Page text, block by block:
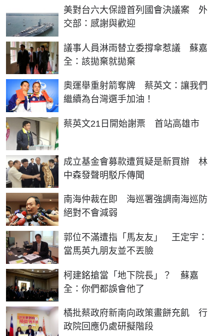
美對台六大保證首列國會決議案 外
交部：感謝與歡迎
議事人員淋雨替立委撐傘惹議 蘇嘉
全：該拋棄就拋棄
奧運舉重射箭奪牌 蔡英文：讓我們
繼續為台灣選手加油！
蔡英文21日開始謝票 首站高雄市
成立基金會募款遭質疑是新買辦 林
中森發聲明駁斥傳聞
南海仲裁在即 海巡署強調南海巡防
絕對不會減弱
郭位不滿遭指「馬友友」 王定宇：
當馬英九朋友並不丟臉
柯建銘搶當「地下院長」？ 蘇嘉
全：你們都誤會他了
橘批蔡政府新南向政策畫餅充飢 行
政院回應仍處研擬階段